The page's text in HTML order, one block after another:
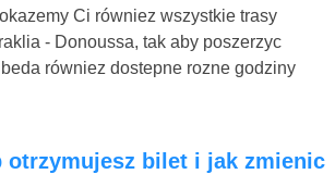
Ci równiez wszystkie trasy
- Donoussa, tak aby poszerzyc
równiez dostepne rozne godziny